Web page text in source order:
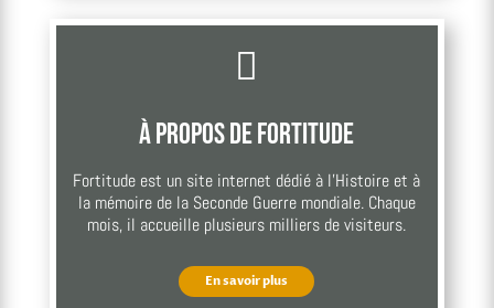

À propos de Fortitude
Fortitude est un site internet dédié à l’Histoire et à
la mémoire de la Seconde Guerre mondiale. Chaque
mois, il accueille plusieurs milliers de visiteurs.
En savoir plus